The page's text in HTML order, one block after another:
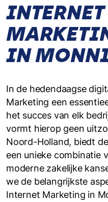
INTERNET
IN
In de hedendaagse
Marketing een
het succes van elk
vormt hierop geen
Noord-Holland, biedt
een unieke combinatie
moderne zakelijke
we de belangrijkste
Internet Marketing in